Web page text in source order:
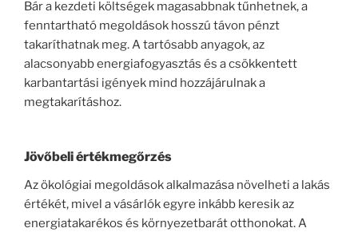
Bár a kezdeti költségek magasabbnak tűnhetnek, a
fenntartható megoldások hosszú távon pénzt
takaríthatnak meg. A tartósabb anyagok, az
alacsonyabb energiafogyasztás és a csökkentett
karbantartási igények mind hozzájárulnak a
megtakarításhoz.
Jövőbeli értékmegőrzés
Az ökológiai megoldások alkalmazása növelheti a lakás
értékét, mivel a vásárlók egyre inkább keresik az
energiatakarékos és környezetbarát otthonokat. A